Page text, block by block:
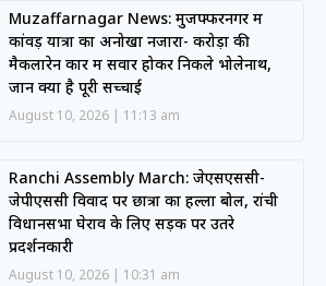
Muzaffarnagar News: मुजफ्फरनगर में
कांवड़ यात्रा का अनोखा नजारा- करोड़ों की
मैकलारेन कार में सवार होकर निकले भोलेनाथ,
जानें क्या है पूरी सच्चाई
August 10, 2026 11:13 am
Ranchi Assembly March: जेएसएससी-
जेपीएससी विवाद पर छात्रों का हल्ला बोल, रांची
विधानसभा घेराव के लिए सड़क पर उतरे
प्रदर्शनकारी
August 10, 2026 10:31 am